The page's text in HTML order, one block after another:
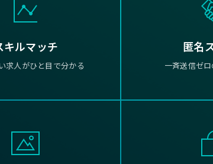
キルマッチ
求人がひと目で分かる
匿名
一斉送信ゼ